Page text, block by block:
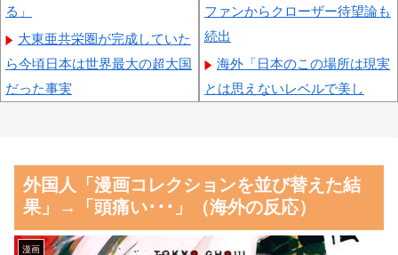
る」
大東亜共栄圏が完成していた
ら今頃日本は世界最大の超大国
だった事実
勧められた推し活民が反発、保
険代が勿体無いし事故起こした
として……
【朗報】齋藤飛鳥、前屈みで
ファンからクローザー待望論も
続出
海外「日本のこの場所は現実
とは思えないレベルで美し
応】
女性：“熊本で被災された人
たちへ300万円寄付しました”
Twitter民：“汚い金やけどあり
外国人「漫画コレクションを並び替えた結
果」→「頭痛い･･･」（海外の反応）
漫画